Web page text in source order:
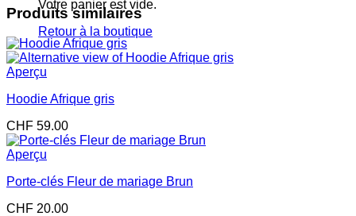
Votre panier est vide.
Retour à la boutique
Produits similaires
Aperçu
Hoodie Afrique gris
CHF 59.00
Aperçu
Porte-clés Fleur de mariage Brun
CHF 20.00